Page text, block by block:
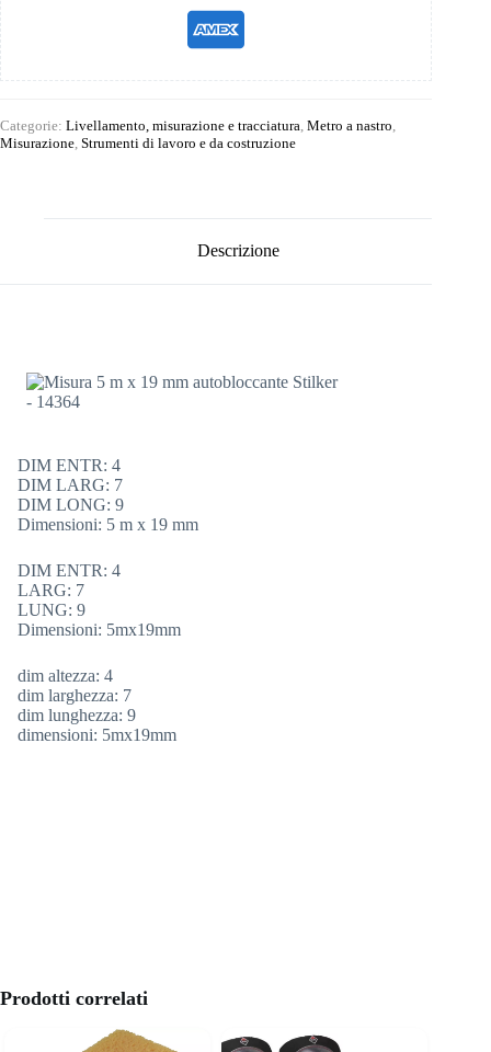
Categorie: Livellamento, misurazione e tracciatura Metro a nastro
Misurazione Strumenti di lavoro e da costruzione
Descrizione
DIM ENTR: 4
DIM LARG: 7
DIM LONG: 9
Dimensioni: 5 m x 19 mm
DIM ENTR: 4
LARG: 7
LUNG: 9
Dimensioni: 5mx19mm
dim altezza: 4
dim larghezza: 7
dim lunghezza: 9
dimensioni: 5mx19mm
Prodotti correlati